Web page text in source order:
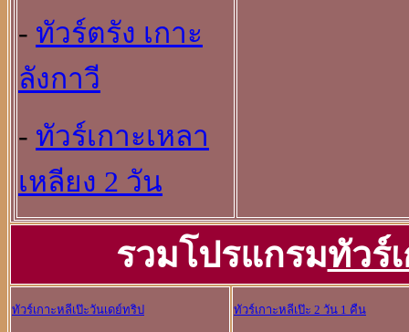
- ทัวร์ตรัง เกาะ
ลังกาวี
- ทัวร์เกาะเหลา
เหลียง 2 วัน
รวมโปรแกรมทัวร์
ทัวร์เกาะหลีเป๊ะวันเดย์ทริป ทัวร์เกาะหลีเป๊ะ 2 วัน 1 คืน